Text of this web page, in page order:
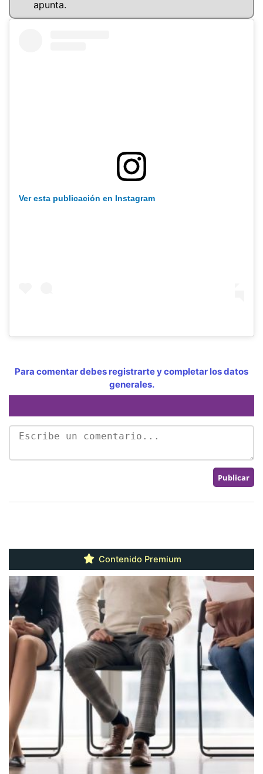
apunta.
Ver esta publicación en Instagram
Para comentar debes registrarte y completar los datos
generales.
Contenido Premium